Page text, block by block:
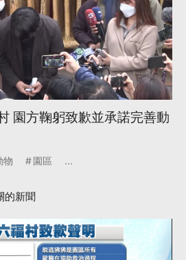
園方鞠躬致歉並承諾完善動
物 園區 ...
的新聞